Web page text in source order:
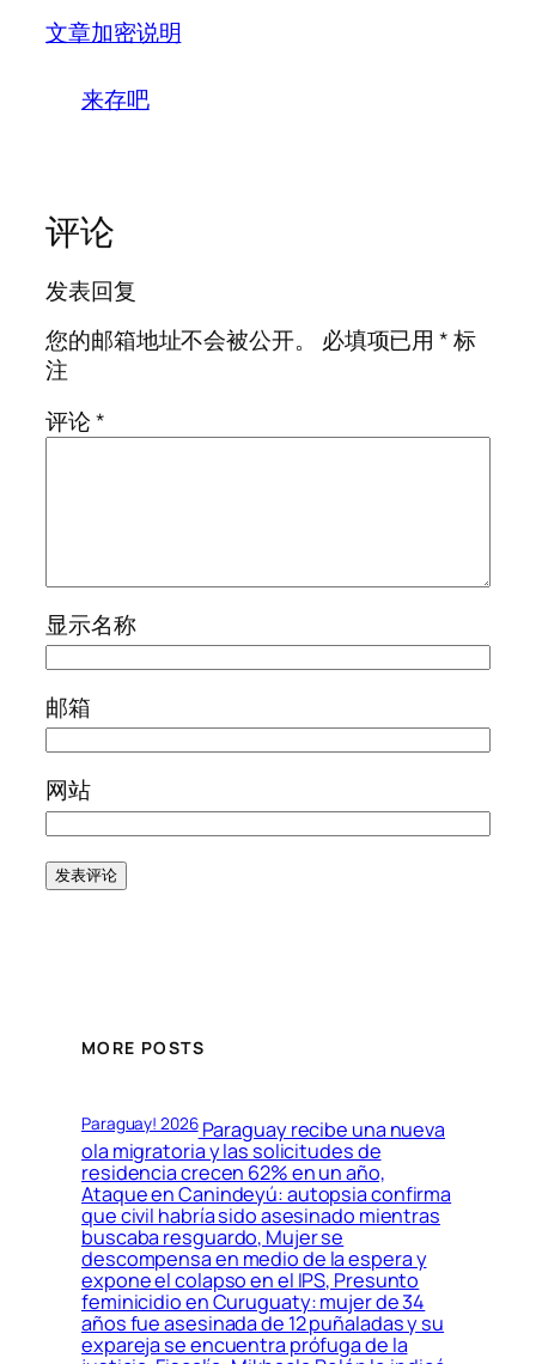
文章加密说明
来存吧
评论
发表回复
您的邮箱地址不会被公开。
必填项已用*标
注
评论*
显示名称
邮箱
网站
MORE POSTS
Paraguay! 2026Paraguay recibe una nueva
ola migratoria y las solicitudes de
residencia crecen 62% en un año,
Ataque en Canindeyú: autopsia confirma
que civil habría sido asesinado mientras
buscaba resguardo, Mujer se
descompensa en medio de la espera y
expone el colapso en el IPS, Presunto
feminicidio en Curuguaty: mujer de 34
años fue asesinada de 12 puñaladas y su
expareja se encuentra prófuga de la